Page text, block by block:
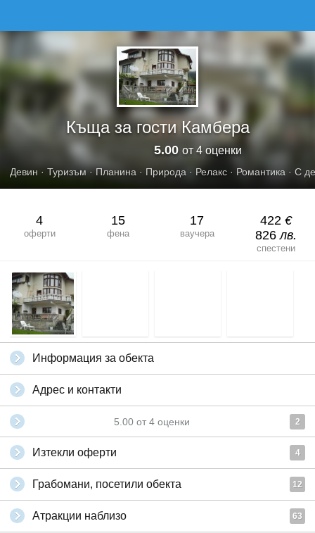
Къща за гости Камбера
5.00 от 4 оценки
Девин · Туризъм·Планина · Природа · Релакс · Романтика · С
4
оферти
15
фена
17
ваучера
422 €
826лв.
спестени
Информация за обекта
Адрес и контакти
5.00 от 4 оценки 2
Изтекли оферти 4
Грабомани, посетили обекта 12
Атракции наблизо 63